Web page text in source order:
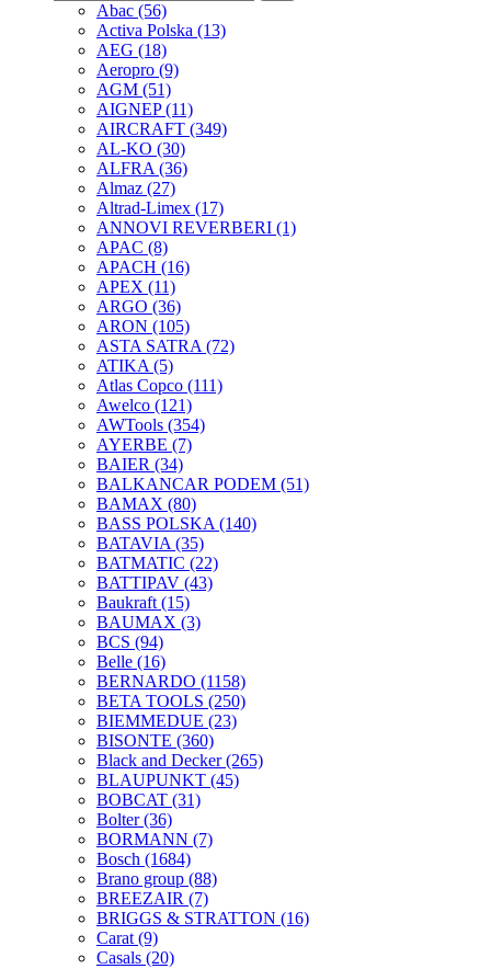
Abac (56)
Activa Polska (13)
AEG (18)
Aeropro (9)
AGM (51)
AIGNEP(11)
AIRCRAFT (349)
AL-KO (30)
ALFRA (36)
Almaz (27)
Altrad-Limex (17)
ANNOVI REVERBERI (1)
APAC (8)
APACH (16)
APEX (11)
ARGO (36)
ARON (105)
ASTA SATRA (72)
ATIKA (5)
Atlas Copco (111)
Awelco (121)
AWTools (354)
AYERBE (7)
BAIER (34)
BALKANCAR PODEM (51)
BAMAX (80)
BASS POLSKA (140)
BATAVIA (35)
BATMATIC (22)
BATTIPAV (43)
Baukraft (15)
BAUMAX (3)
BCS (94)
Belle (16)
BERNARDO (1158)
BETA TOOLS (250)
BIEMMEDUE (23)
BISONTE (360)
Black and Decker(265)
BLAUPUNKT (45)
BOBCAT (31)
Bolter(36)
BORMANN (7)
Bosch (1684)
Brano group (88)
BREEZAIR (7)
BRIGGS & STRATTON (16)
Carat (9)
Casals (20)